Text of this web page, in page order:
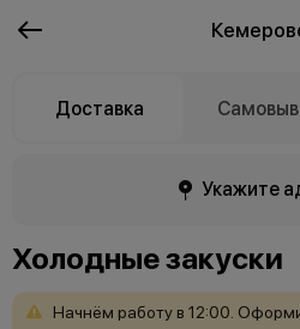
Доставка
Укажите
Холодные закуски
Начнём работу в 12:00.